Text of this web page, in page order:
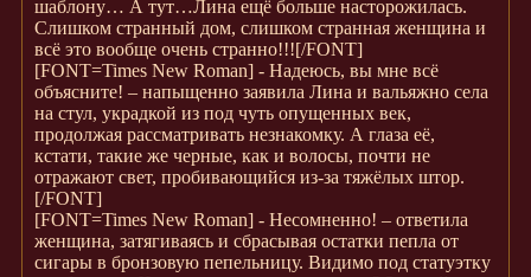
шаблону… А тут…Лина ещё больше насторожилась.
Слишком странный дом, слишком странная женщина и
всё это вообще очень странно!!![/FONT]
[FONT=Times New Roman] - Надеюсь, вы мне всё
объясните! – напыщенно заявила Лина и вальяжно села
на стул, украдкой из под чуть опущенных век,
продолжая рассматривать незнакомку. А глаза её,
кстати, такие же черные, как и волосы, почти не
отражают свет, пробивающийся из-за тяжёлых штор.
[/FONT]
[FONT=Times New Roman] - Несомненно! – ответила
женщина, затягиваясь и сбрасывая остатки пепла от
сигары в бронзовую пепельницу. Видимо под статуэтку